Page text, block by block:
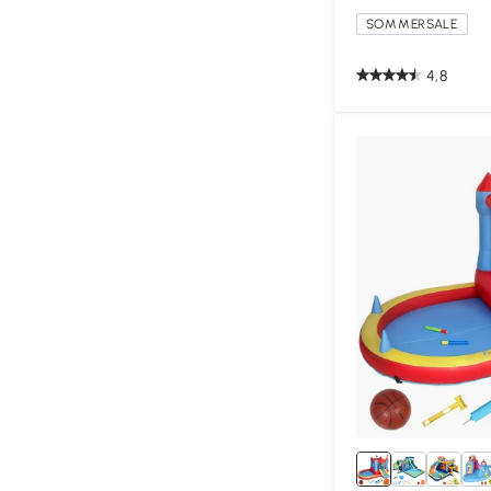
SOMMERSALE
4,8